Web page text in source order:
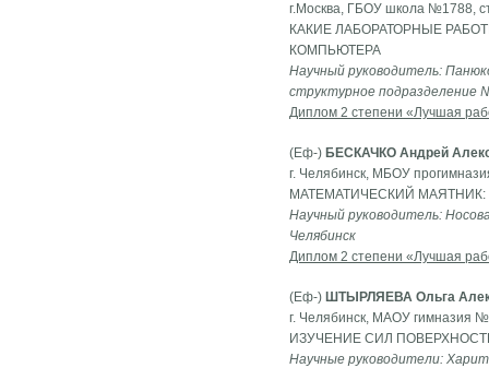
г.Москва, ГБОУ школа №1788,
КАКИЕ ЛАБОРАТОРНЫЕ
КОМПЬЮТЕРА
Научный руководитель:
структурное подразделение
Диплом 2 степени «Лучшая
(Еф-) БЕСКАЧКО Андрей
г. Челябинск, МБОУ
МАТЕМАТИЧЕСКИЙ
Научный руководитель:
Челябинск
Диплом 2 степени «Лучшая
(Еф-) ШТЫРЛЯЕВА Ольга
г. Челябинск, МАОУ гимназия
ИЗУЧЕНИЕ СИЛ
Научные руководители: